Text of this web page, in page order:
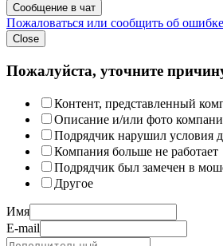
Сообщение в чат
Пожаловаться или сообщить об ошибке
Close
Пожалуйста, уточните
Контент, представленный
Описание и/или фото
Подрядчик нарушил условия
Компания больше не работает
Подрядчик был замечен в
Другое
Имя
E-mail